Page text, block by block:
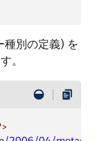
種別の定義) を
。